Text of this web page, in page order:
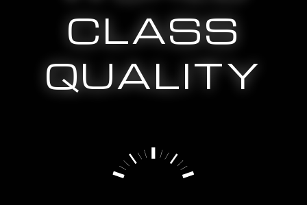
CLASS
QUALITY